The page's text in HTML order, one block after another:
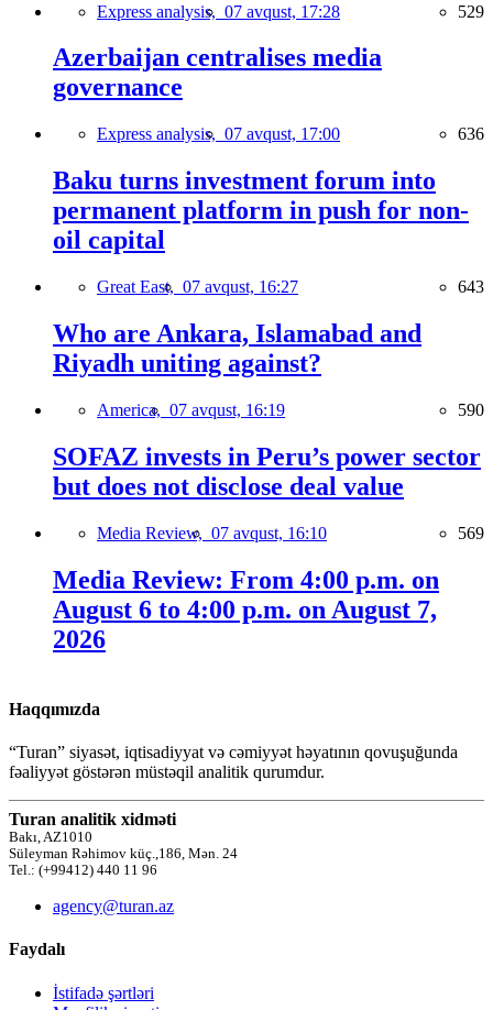
Express analysis, 07 avqust, 17:28 529
Azerbaijan centralises media
governance
Express analysis, 07 avqust, 17:00 636
Baku turns investment forum into
permanent platform in push for non-
oil capital
Great East, 07 avqust, 16:27 643
Who are Ankara, Islamabad and
Riyadh uniting against?
America, 07 avqust, 16:19 590
SOFAZ invests in Peru’s power sector
but does not disclose deal value
Media Review, 07 avqust, 16:10 569
Media Review: From 4:00 p.m. on
August 6 to 4:00 p.m. on August 7,
2026
Haqqımızda
“Turan” siyasət, iqtisadiyyat və cəmiyyət həyatının qovuşuğunda
fəaliyyət göstərən müstəqil analitik qurumdur.
Turan analitik xidməti
Bakı, AZ1010
Süleyman Rəhimov küç.,186, Mən. 24
Tel.: (+99412) 440 11 96
agency@turan.az
Faydalı
İstifadə şərtləri